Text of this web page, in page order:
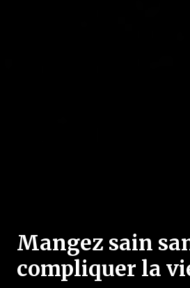
Mangez sain
compliquer la